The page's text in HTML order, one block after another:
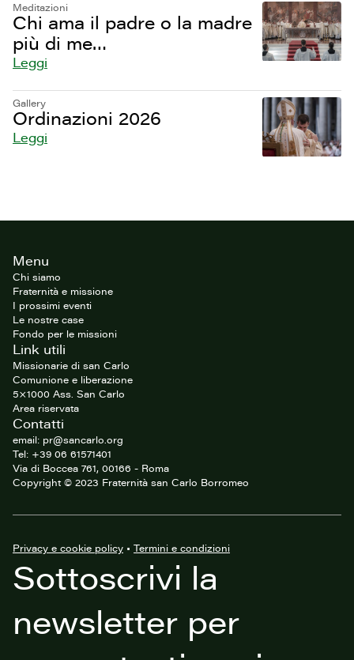
Meditazioni
Chi ama il padre o la madre
più di me…
Leggi
Gallery
Ordinazioni 2026
Leggi
FooterMenu
Chi siamo
Fraternità e missione
I prossimi eventi
Le nostre case
Fondo per le missioni
Link utili
Missionarie di san Carlo
Comunione e liberazione
5×1000 Ass. San Carlo
Area riservata
Contatti
email: pr@sancarlo.org
Tel: +39 06 61571401
Via di Boccea 761, 00166 - Roma
Copyright © 2023 Fraternità san Carlo Borromeo
Privacy e cookie policy • Termini e condizioni
Sottoscrivi la
newsletter per